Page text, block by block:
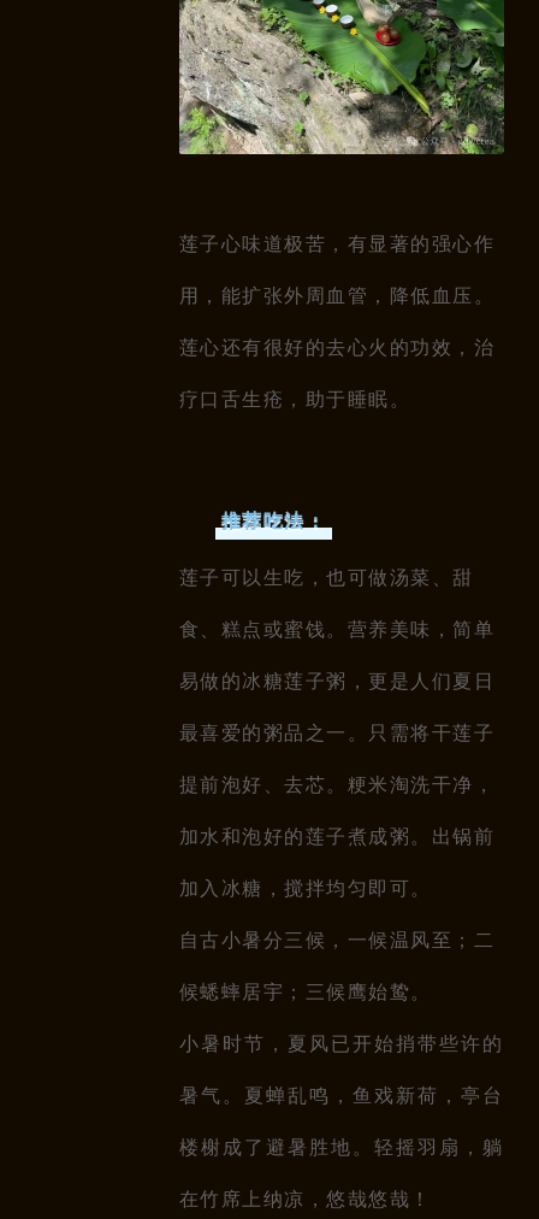
莲子心味道极苦，有显著的强心作
用，能扩张外周血管，降低血压。
莲心还有很好的去心火的功效，治
疗口舌生疮，助于睡眠。
推荐吃法：
莲子可以生吃，也可做汤菜、甜
食、糕点或蜜饯。营养美味，简单
易做的冰糖莲子粥，更是人们夏日
最喜爱的粥品之一。只需将干莲子
提前泡好、去芯。粳米淘洗干净，
加水和泡好的莲子煮成粥。出锅前
加入冰糖，搅拌均匀即可。
自古小暑分三候， 一候温风至；二
候蟋蟀居宇；三候鹰始鸷。
小暑时节，夏风已开始捎带些许的
暑气。夏蝉乱鸣，鱼戏新荷，亭台
楼榭成了避暑胜地。轻摇羽扇，躺
在竹席上纳凉，悠哉悠哉！